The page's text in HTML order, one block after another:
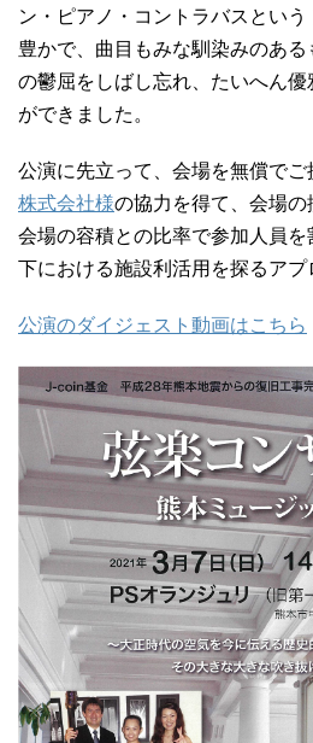
ン・ピアノ・コントラバスとい
豊かで、曲目もみな馴染みのあ
の鬱屈をしばし忘れ、たいへん
ができました。
公演に先立って、会場を無償でご
株式会社様の協力を得て、会場の
会場の容積との比率で参加人員
下における施設利活用を探るアプ
公演のダイジェスト動画はこちら